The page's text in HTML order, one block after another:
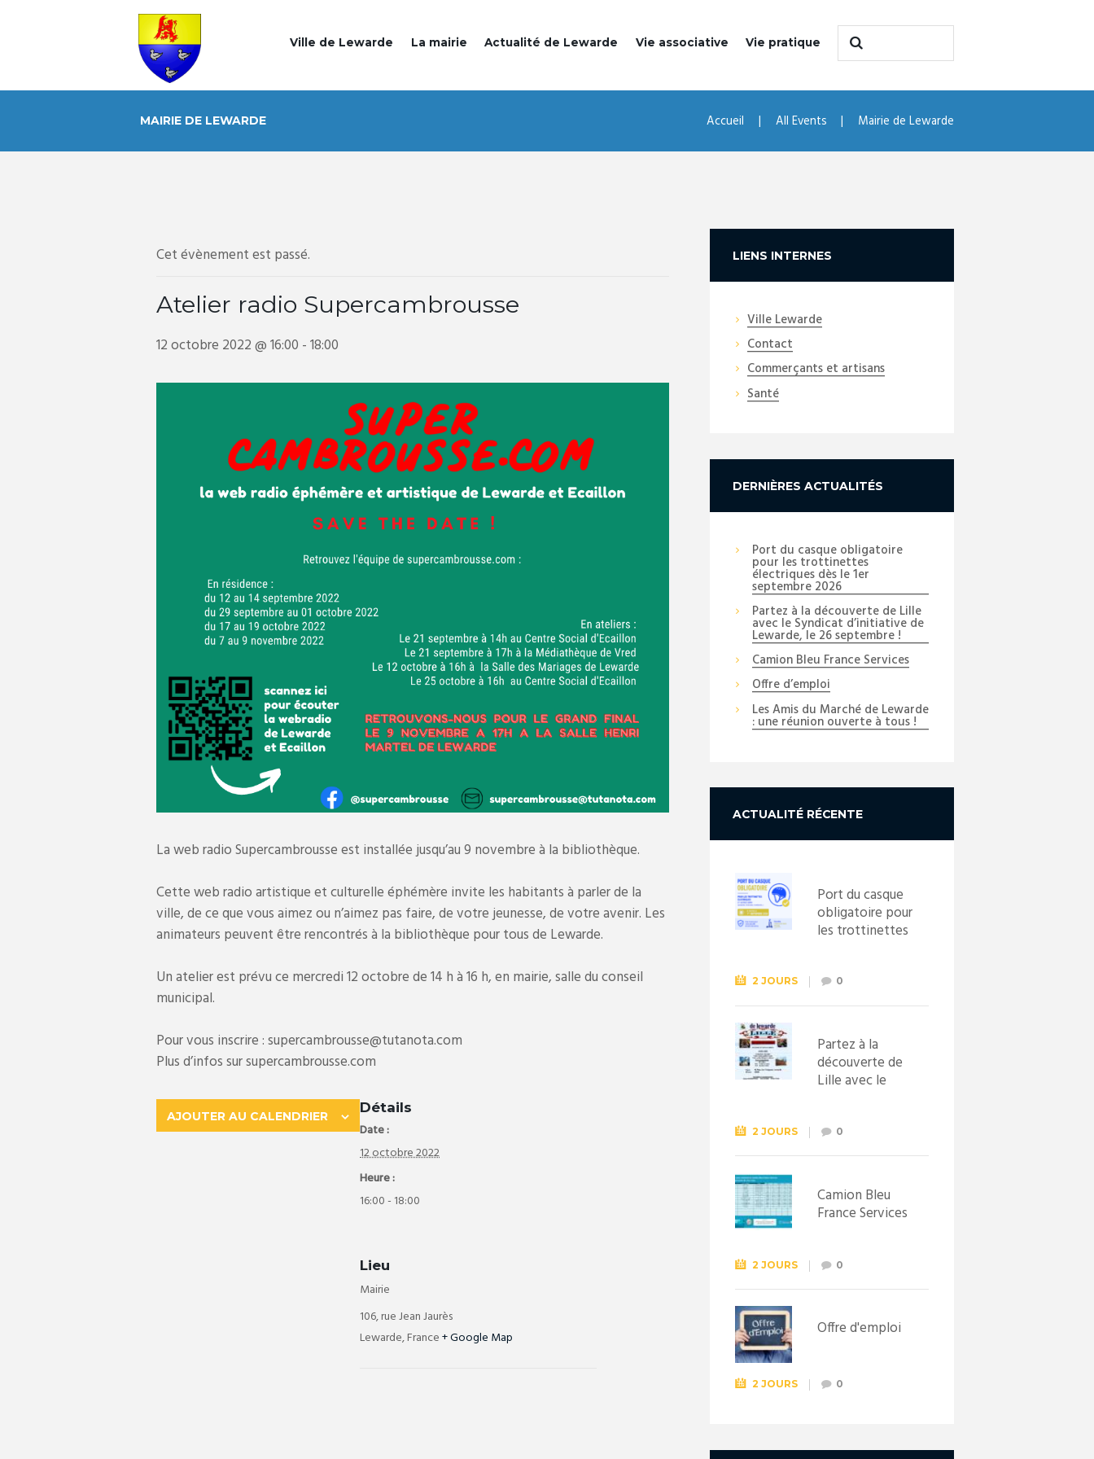
Ville de Lewarde La mairie Actualité de Lewarde Vie associative Vie pratique
MAIRIE DE LEWARDE Accueil All Events Mairie de Lewarde
Cet évènement est passé.
Atelier radio Supercambrousse
12 octobre 2022 @ 16:00 -18:00
La web radioSupercambrousseest installée jusqu’au 9 novembre à la bibliothèque.
Cette web radio artistique et culturelle éphémère invite les habitants à parler de la
ville, de ce que vous aimez ou n’aimez pas faire, de votre jeunesse, de votre avenir. Les
animateurs peuvent être rencontrés à la bibliothèque pour tous de Lewarde.
Un atelier est prévu ce mercredi 12 octobre de 14 h à 16 h, en mairie, salle du conseil
municipal.
Pour vous inscrire : supercambrousse@tutanota.com
Plus d’infos sur supercambrousse.com
AJOUTER AU CALENDRIER
Détails
Date :
12 octobre 2022
Heure :
16:00 - 18:00
Lieu
Mairie
106, rue Jean Jaurès
Lewarde,France+ Google Map
LIENS INTERNES
Ville Lewarde
Contact
Commerçants et artisans
Santé
DERNIÈRES ACTUALITÉS
Port du casque obligatoire
pour les trottinettes
électriques dès le 1er
septembre 2026
Partez à la découverte de Lille
avec le Syndicat d’initiative de
Lewarde, le 26 septembre !
Camion Bleu France Services
Offre d’emploi
Les Amis du Marché de Lewarde
: une réunion ouverte à tous !
ACTUALITÉ RÉCENTE
Port du casque
obligatoire pour
les trottinettes
septembre
2026
2 JOURS 0
Partez à la
découverte de
Lille avec le
Lewarde, le 26
septembre !
2 JOURS 0
Camion Bleu
France Services
2 JOURS 0
Offre d'emploi
2 JOURS 0